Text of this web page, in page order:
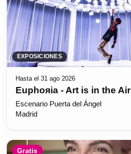
EXPOSICIONES
Hasta el 31 ago 2026
Euphoяia - Art is in the Air
Escenario Puerta del Ángel
Madrid
Gratis